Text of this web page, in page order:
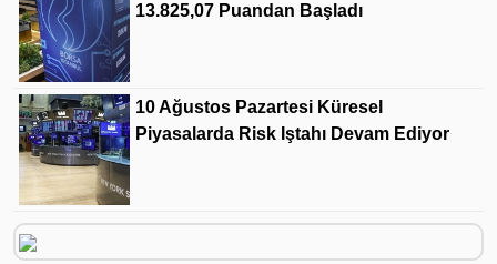
13.825,07 Puandan Başladı
10 Ağustos Pazartesi Küresel
Piyasalarda Risk Iştahı Devam Ediyor